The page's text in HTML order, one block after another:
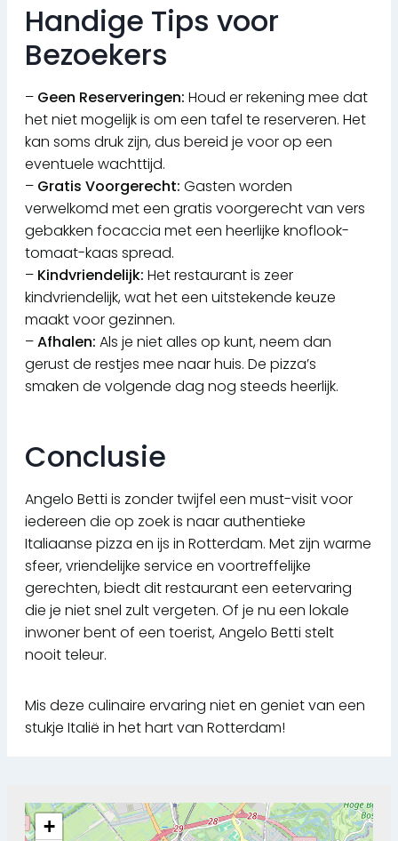
Handige Tips voor
Bezoekers
– Geen Reserveringen: Houd er rekening mee dat
het niet mogelijk is om een tafel te reserveren. Het
kan soms druk zijn, dus bereid je voor op een
eventuele wachttijd.
– Gratis Voorgerecht: Gasten worden
verwelkomd met een gratis voorgerecht van vers
gebakken focaccia met een heerlijke knoflook-
tomaat-kaas spread.
– Kindvriendelijk: Het restaurant is zeer
kindvriendelijk, wat het een uitstekende keuze
maakt voor gezinnen.
–Afhalen: Als je niet alles op kunt, neem dan
gerust de restjes mee naar huis. De pizza’s
smaken de volgende dag nog steeds heerlijk.
Conclusie
Angelo Betti is zonder twijfel een must-visit voor
iedereen die op zoek is naar authentieke
Italiaanse pizza en ijs in Rotterdam. Met zijn warme
sfeer, vriendelijke service en voortreffelijke
gerechten, biedt dit restaurant een eetervaring
die je niet snel zult vergeten. Of je nu een lokale
inwoner bent of een toerist, Angelo Betti stelt
nooit teleur.
Mis deze culinaire ervaring niet en geniet van een
stukje Italië in het hart van Rotterdam!
+